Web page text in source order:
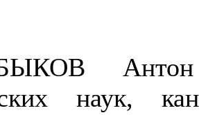
Антон
наук,